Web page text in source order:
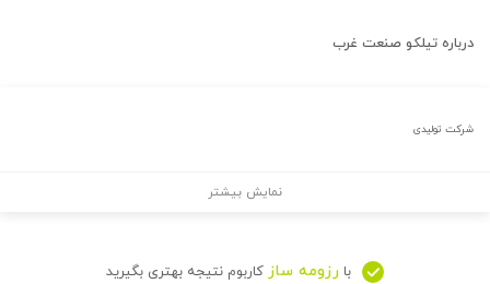
درباره تیلکو صنعت غرب
شرکت تولیدی
نمایش بیشتر
با رزومه ساز کاربوم نتیجه بهتری بگیرید